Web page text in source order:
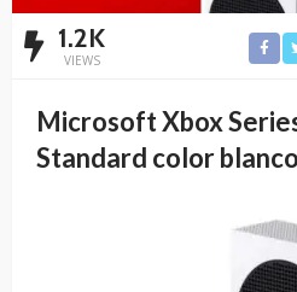
1.2K
VIEWS
Microsoft Xbox
Standard color blanco